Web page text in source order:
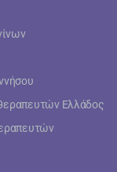
Ελλάδος